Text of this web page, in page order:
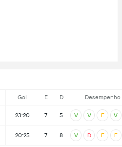
Gol E D Desempenho
23:20 7 5 V V E V
20:25 7 8 V D E E